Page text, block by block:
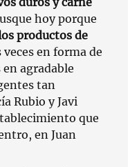
hoy porque
productos de
veces en forma de
agradable
tan
Rubio y Javi
que
en Juan